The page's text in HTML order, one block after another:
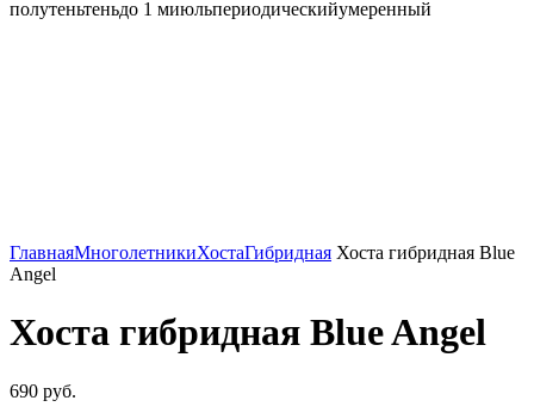
полутеньтеньдо 1 миюльпериодическийумеренный
ГлавнаяМноголетникиХостаГибридная Хоста гибридная Blue
Angel
Хоста гибридная Blue Angel
690 руб.